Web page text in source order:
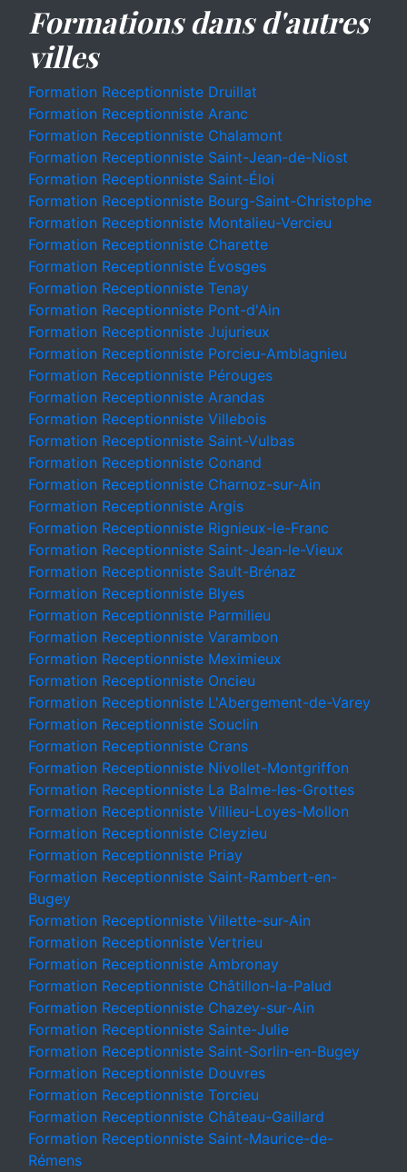
Formations dans d'autres
villes
Formation Receptionniste Druillat
Formation Receptionniste Aranc
Formation Receptionniste Chalamont
Formation Receptionniste Saint-Jean-de-Niost
Formation Receptionniste Saint-Éloi
Formation Receptionniste Bourg-Saint-Christophe
Formation Receptionniste Montalieu-Vercieu
Formation Receptionniste Charette
Formation Receptionniste Évosges
Formation Receptionniste Tenay
Formation Receptionniste Pont-d'Ain
Formation Receptionniste Jujurieux
Formation Receptionniste Porcieu-Amblagnieu
Formation Receptionniste Pérouges
Formation Receptionniste Arandas
Formation Receptionniste Villebois
Formation Receptionniste Saint-Vulbas
Formation Receptionniste Conand
Formation Receptionniste Charnoz-sur-Ain
Formation Receptionniste Argis
Formation Receptionniste Rignieux-le-Franc
Formation Receptionniste Saint-Jean-le-Vieux
Formation Receptionniste Sault-Brénaz
Formation Receptionniste Blyes
Formation Receptionniste Parmilieu
Formation Receptionniste Varambon
Formation Receptionniste Meximieux
Formation Receptionniste Oncieu
Formation Receptionniste L'Abergement-de-Varey
Formation Receptionniste Souclin
Formation Receptionniste Crans
Formation Receptionniste Nivollet-Montgriffon
Formation Receptionniste La Balme-les-Grottes
Formation Receptionniste Villieu-Loyes-Mollon
Formation Receptionniste Cleyzieu
Formation Receptionniste Priay
Formation Receptionniste Saint-Rambert-en-
Bugey
Formation Receptionniste Villette-sur-Ain
Formation Receptionniste Vertrieu
Formation Receptionniste Ambronay
Formation Receptionniste Châtillon-la-Palud
Formation Receptionniste Chazey-sur-Ain
Formation Receptionniste Sainte-Julie
Formation Receptionniste Saint-Sorlin-en-Bugey
Formation Receptionniste Douvres
Formation Receptionniste Torcieu
Formation Receptionniste Château-Gaillard
Formation Receptionniste Saint-Maurice-de-
Rémens